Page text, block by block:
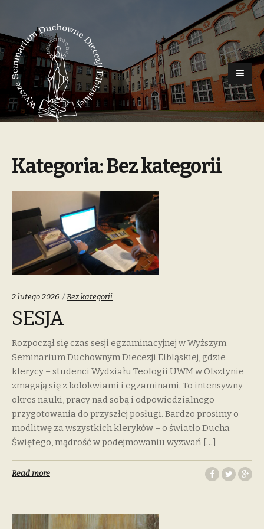
Kategoria:Bez kategorii
2 lutego 2026 Categories:
Bez kategorii
SESJA
Rozpoczął się czas sesji egzaminacyjnej w Wyższym
Seminarium Duchownym Diecezji Elbląskiej, gdzie
klerycy – studenci Wydziału Teologii UWM w Olsztynie
zmagają się z kolokwiami i egzaminami. To intensywny
okres nauki, pracy nad sobą i odpowiedzialnego
przygotowania do przyszłej posługi. Bardzo prosimy o
modlitwę za wszystkich kleryków – o światło Ducha
Świętego, mądrość w podejmowaniu wyzwań […]
Read more